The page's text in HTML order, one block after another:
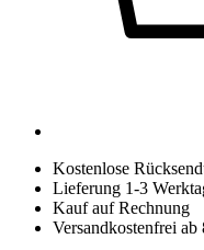
Kostenlose
Lieferung 1-3
Kauf auf Rechnung
Versandkostenfrei ab